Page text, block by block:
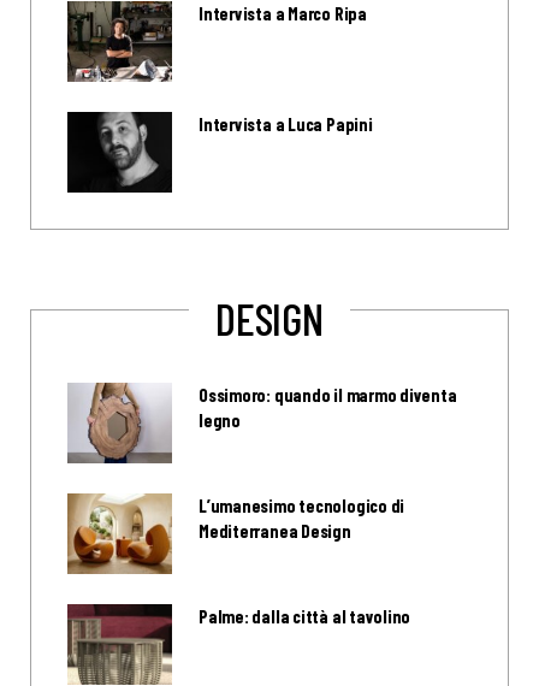
Intervista a Marco Ripa
Intervista a Luca Papini
DESIGN
Ossimoro: quando il marmo diventa
legno
L’umanesimo tecnologico di
Mediterranea Design
Palme: dalla città al tavolino